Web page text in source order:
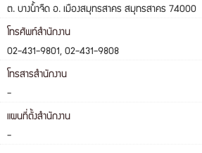
ต. บางน้ำจืด อ. เมืองสมุทรสาคร สมุทรสาคร 74000
โทรศัพท์สำนักงาน
02-431-9801, 02-431-9808
โทรสารสำนักงาน
-
แผนที่ตั้งสำนักงาน
-